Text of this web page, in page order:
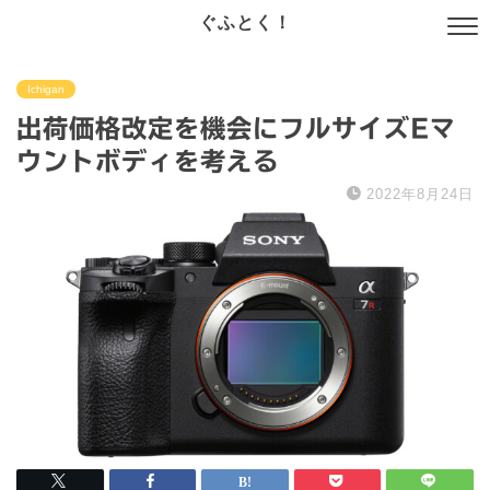
ぐふとく！
Ichigan
出荷価格改定を機会にフルサイズEマ
ウントボディを考える
2022年8月24日